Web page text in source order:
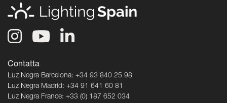
Contatta
Luz Negra Barcelona: +34 93 840 25 98
Luz Negra Madrid: +34 91 641 60 81
Luz Negra France: +33 (0) 187 652 034